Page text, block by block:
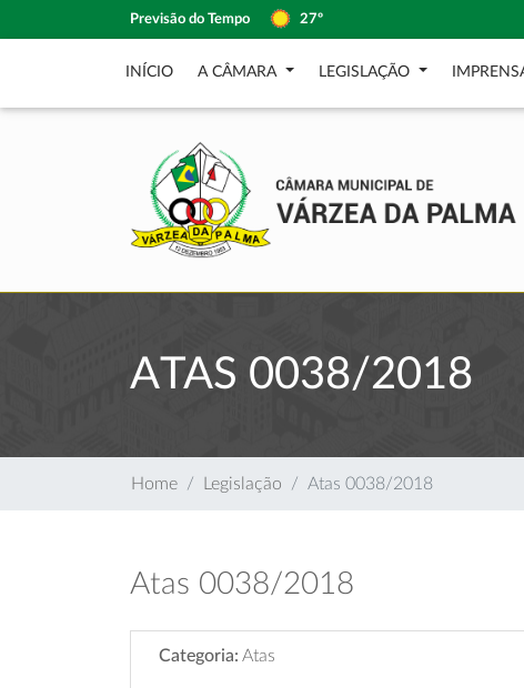
Previsão do Tempo 27º
INÍCIO A CÂMARA LEGISLAÇÃO
ATAS 0038/2018
Home Legislação Atas 0038/2018
Atas 0038/2018
Categoria: Atas